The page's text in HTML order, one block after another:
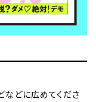
などに広めてくださ